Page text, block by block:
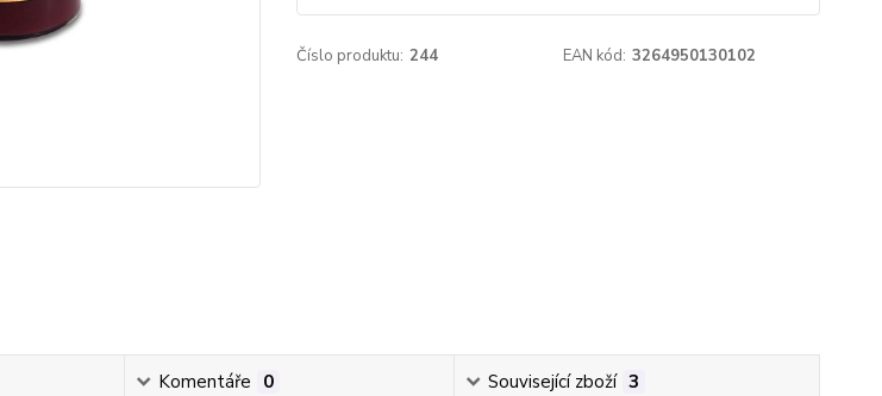
Číslo produktu: 244 EAN kód: 3264950130102
Komentáře 0 Související zboží 3